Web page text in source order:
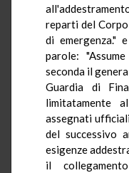
reparti del
di emergenza."
parole:
seconda il
Guardia di
limitatamente
assegnati
del successivo
esigenze
il